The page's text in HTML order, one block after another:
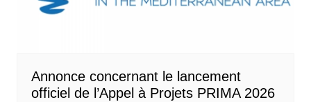
Annonce concernant le lancement
officiel de l’Appel à Projets PRIMA 2026